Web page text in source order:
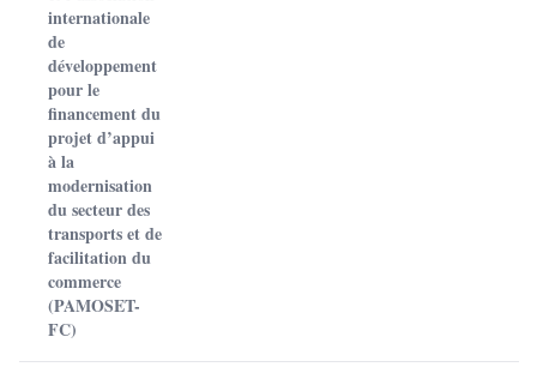
internationale
de
développement
pour le
financement du
projet d’appui
à la
modernisation
du secteur des
transports et de
facilitation du
commerce
(PAMOSET-
FC)